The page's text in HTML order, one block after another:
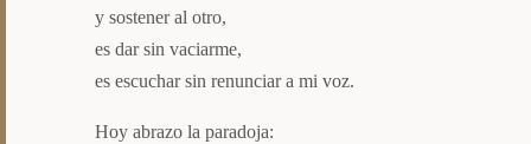
y sostener al otro,
es dar sin vaciarme,
es escuchar sin renunciar a mi voz.
Hoy abrazo la paradoja: